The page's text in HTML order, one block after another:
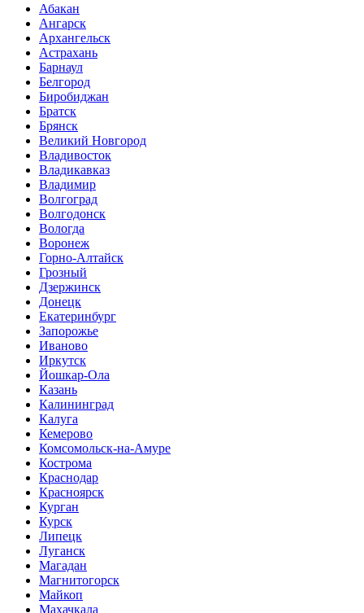
Абакан
Ангарск
Архангельск
Астрахань
Барнаул
Белгород
Биробиджан
Братск
Брянск
Великий Новгород
Владивосток
Владикавказ
Владимир
Волгоград
Волгодонск
Вологда
Воронеж
Горно-Алтайск
Грозный
Дзержинск
Донецк
Екатеринбург
Запорожье
Иваново
Иркутск
Йошкар-Ола
Казань
Калининград
Калуга
Кемерово
Комсомольск-на-Амуре
Кострома
Краснодар
Красноярск
Курган
Курск
Липецк
Луганск
Магадан
Магнитогорск
Майкоп
Махачкала